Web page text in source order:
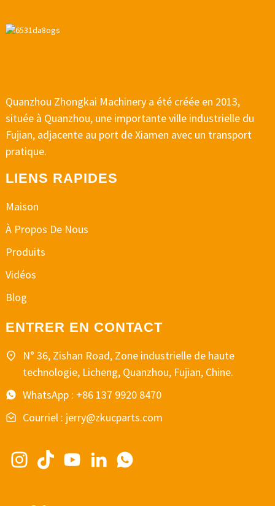
Quanzhou Zhongkai Machinery a été créée en 2013,
située à Quanzhou, une importante ville industrielle du
Fujian, adjacente au port de Xiamen avec un transport
pratique.
LIENS RAPIDES
Maison
À Propos De Nous
Produits
Vidéos
Blog
ENTRER EN CONTACT
N° 36, Zishan Road, Zone industrielle de haute
technologie, Licheng, Quanzhou, Fujian, Chine.
WhatsApp : +86 137 9920 8470
Courriel : jerry@zkucparts.com